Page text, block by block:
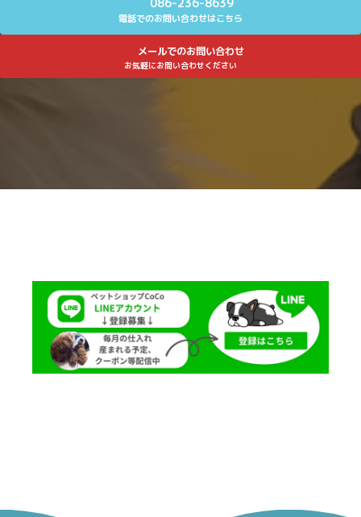
電話でのお問い合わせはこちら
メールでのお問い合わせ
お気軽にお問い合わせください